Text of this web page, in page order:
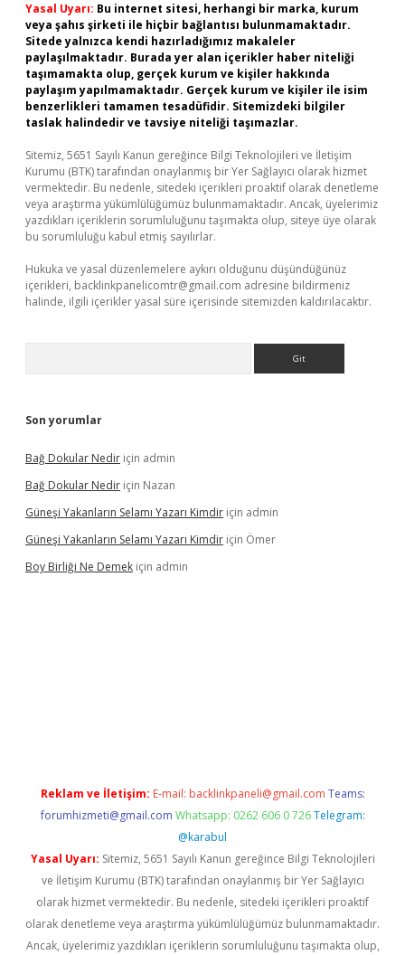
Yasal Uyarı: Bu internet sitesi, herhangi bir marka, kurum
veya şahıs şirketi ile hiçbir bağlantısı bulunmamaktadır.
Sitede yalnızca kendi hazırladığımız makaleler
paylaşılmaktadır. Burada yer alan içerikler haber niteliği
taşımamakta olup, gerçek kurum ve kişiler hakkında
paylaşım yapılmamaktadır. Gerçek kurum ve kişiler ile isim
benzerlikleri tamamen tesadüfidir. Sitemizdeki bilgiler
taslak halindedir ve tavsiye niteliği taşımazlar.
Sitemiz, 5651 Sayılı Kanun gereğince Bilgi Teknolojileri ve İletişim
Kurumu (BTK) tarafından onaylanmış bir Yer Sağlayıcı olarak hizmet
vermektedir. Bu nedenle, sitedeki içerikleri proaktif olarak denetleme
veya araştırma yükümlülüğümüz bulunmamaktadır. Ancak, üyelerimiz
yazdıkları içeriklerin sorumluluğunu taşımakta olup, siteye üye olarak
bu sorumluluğu kabul etmiş sayılırlar.
Hukuka ve yasal düzenlemelere aykırı olduğunu düşündüğünüz
içerikleri, backlinkpanelicomtr@gmail.com adresine bildirmeniz
halinde, ilgili içerikler yasal süre içerisinde sitemizden kaldırılacaktır.
Son yorumlar
Bağ Dokular Nedir için admin
Bağ Dokular Nedir için Nazan
Güneşi Yakanların Selamı Yazarı Kimdir için admin
Güneşi Yakanların Selamı Yazarı Kimdir için Ömer
Boy Birliği Ne Demek için admin
Reklam ve İletişim: E-mail: backlinkpaneli@gmail.com Teams:
forumhizmeti@gmail.com Whatsapp: 0262 606 0 726 Telegram:
@karabul
Yasal Uyarı: Sitemiz, 5651 Sayılı Kanun gereğince Bilgi Teknolojileri
ve İletişim Kurumu (BTK) tarafından onaylanmış bir Yer Sağlayıcı
olarak hizmet vermektedir. Bu nedenle, sitedeki içerikleri proaktif
olarak denetleme veya araştırma yükümlülüğümüz bulunmamaktadır.
Ancak, üyelerimiz yazdıkları içeriklerin sorumluluğunu taşımakta olup,